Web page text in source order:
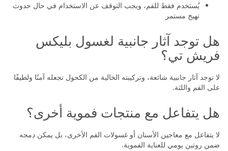
يُستخدم فقط للفم، ويجب التوقف عن الاستخدام في حال حدوث
تهيج مستمر
هل توجد آثار جانبية لغسول بليكس
فريش تي؟
لا توجد آثار جانبية شائعة، وتركيبته الخالية من الكحول تجعله آمنًا ولطيفًا
على الفم واللثة.
هل يتفاعل مع منتجات فموية أخرى؟
لا يتفاعل مع معاجين الأسنان أو غسولات الفم الأخرى، بل يمكن دمجه
ضمن روتين يومي للعناية الفموية.